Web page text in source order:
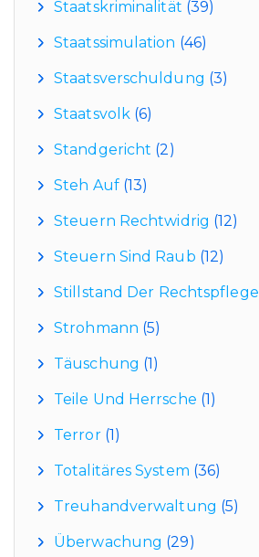
Staatskriminalität (39)
Staatssimulation (46)
Staatsverschuldung (3)
Staatsvolk (6)
Standgericht (2)
Steh Auf(13)
Steuern Rechtwidrig (12)
Steuern Sind Raub (12)
Stillstand Der Rechtspflege
Strohmann (5)
Täuschung (1)
Teile Und Herrsche (1)
Terror(1)
Totalitäres System (36)
Treuhandverwaltung (5)
Überwachung (29)